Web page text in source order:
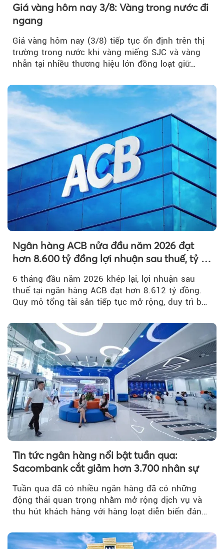
Giá vàng hôm nay 3/8: Vàng trong nước đi
ngang
Giá vàng hôm nay (3/8) tiếp tục ổn định trên thị
trường trong nước khi vàng miếng SJC và vàng
nhẫn tại nhiều thương hiệu lớn đồng loạt giữ
Ngân hàng ACB nửa đầu năm 2026 đạt
hơn 8.600 tỷ đồng lợi nhuận sau thuế, tỷ lệ
6 tháng đầu năm 2026 khép lại, lợi nhuận sau
thuế tại ngân hàng ACB đạt hơn 8.612 tỷ đồng.
Quy mô tổng tài sản tiếp tục mở rộng, duy trì bộ
Tin tức ngân hàng nổi bật tuần qua:
Sacombank cắt giảm hơn 3.700 nhân sự
Tuần qua đã có nhiều ngân hàng đã có những
động thái quan trọng nhằm mở rộng dịch vụ và
thu hút khách hàng với hàng loạt diễn biến đáng